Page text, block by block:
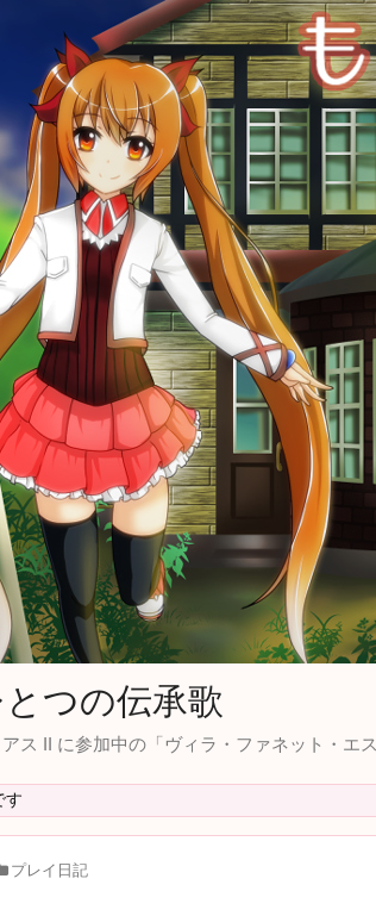
つの伝承歌
ス II に参加中の「ヴィラ・ファネット・エ
す
プレイ日記